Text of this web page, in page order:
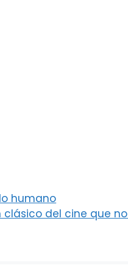
humano
clásico del cine que